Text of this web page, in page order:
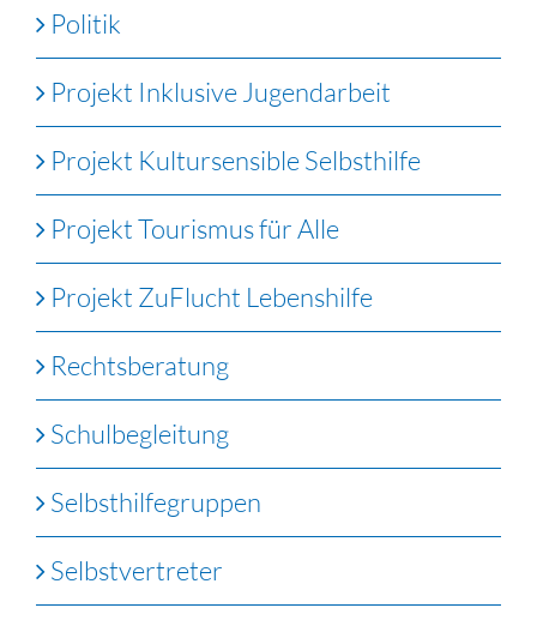
Politik
Projekt Inklusive Jugendarbeit
Projekt Kultursensible Selbsthilfe
Projekt Tourismus für Alle
Projekt ZuFlucht Lebenshilfe
Rechtsberatung
Schulbegleitung
Selbsthilfegruppen
Selbstvertreter